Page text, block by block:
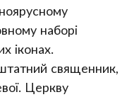
наборі
іконах.
священник,
Церкву